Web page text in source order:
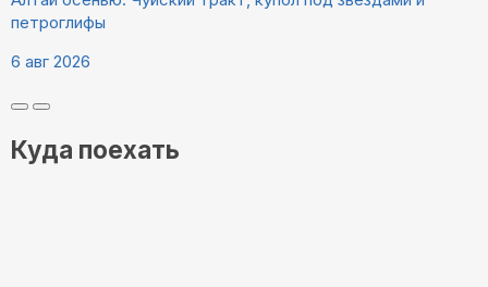
петроглифы
6 авг 2026
Куда поехать